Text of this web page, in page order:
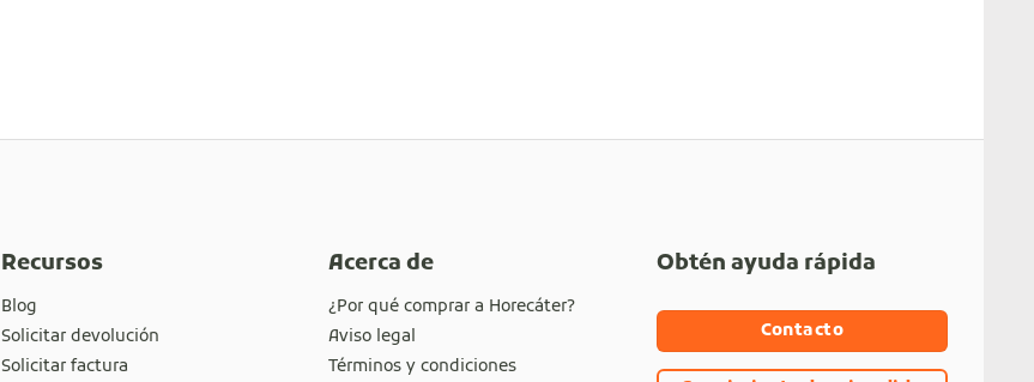
Recursos
Blog
Solicitar devolución
Solicitar factura
Acerca de
¿Por qué comprar a Horecáter?
Aviso legal
Términos y condiciones
Obtén ayuda rápida
Contacto